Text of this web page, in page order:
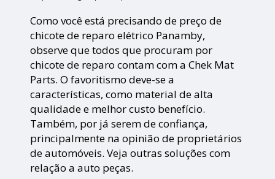
Como você está precisando de preço de
chicote de reparo elétrico Panamby,
observe que todos que procuram por
chicote de reparo contam com a Chek Mat
Parts. O favoritismo deve-se a
características, como material de alta
qualidade e melhor custo benefício.
Também, por já serem de confiança,
principalmente na opinião de proprietários
de automóveis. Veja outras soluções com
relação a auto peças.